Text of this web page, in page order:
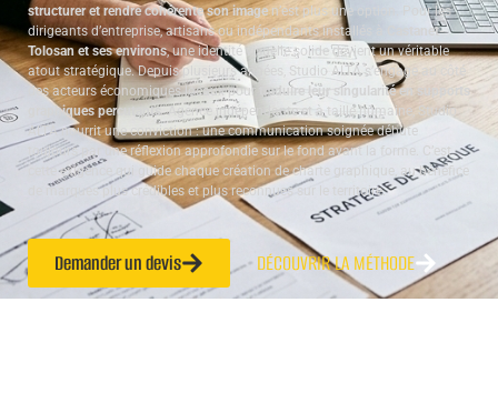
structurer et rendre cohérente son image n’est plus une option. Pour les
dirigeants d’entreprise, artisans ou indépendants installés à
Castanet-
Tolosan et ses environs, une identité visuelle solide devient un véritable
atout stratégique. Depuis plusieurs années, Studio ALTA s’engage au côté
des acteurs économiques locaux pour
traduire leur singularité en supports
graphiques percutants. Agence indépendante et à taille humaine, Studio
ALTA nourrit une conviction : une communication soignée débute
toujours par une réflexion approfondie sur le fond avant la forme. C’est
cette exigence qui guide chaque création de charte graphique, au bénéfice
de marques plus crédibles et plus reconnues sur le territoire.
Demander un devis DÉCOUVRIR LA MÉTHODE